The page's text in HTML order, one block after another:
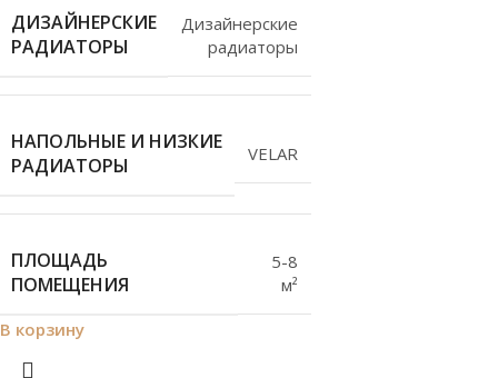
ДИЗАЙНЕРСКИЕ
РАДИАТОРЫ
Дизайнерские
радиаторы
НАПОЛЬНЫЕ И НИЗКИЕ
РАДИАТОРЫ
VELAR
ПЛОЩАДЬ
ПОМЕЩЕНИЯ
5-8
м²
В корзину